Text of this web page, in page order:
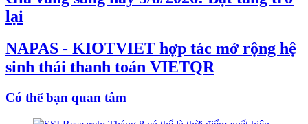
lại
NAPAS - KIOTVIET hợp tác mở rộng hệ
sinh thái thanh toán VIETQR
Có thể bạn quan tâm